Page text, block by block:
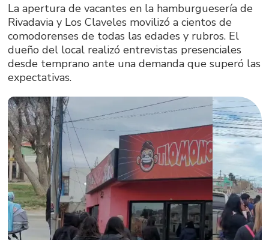
La apertura de vacantes en la hamburguesería de
Rivadavia y Los Claveles movilizó a cientos de
comodorenses de todas las edades y rubros. El
dueño del local realizó entrevistas presenciales
desde temprano ante una demanda que superó las
expectativas.